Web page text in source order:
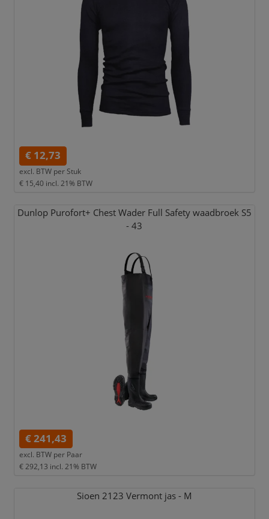
€ 12,73
excl. BTW per Stuk
€ 15,40 incl. 21% BTW
Dunlop Purofort+ Chest Wader Full Safety waadbroek S5
- 43
€ 241,43
excl. BTW per Paar
€ 292,13 incl. 21% BTW
Sioen 2123 Vermont jas - M